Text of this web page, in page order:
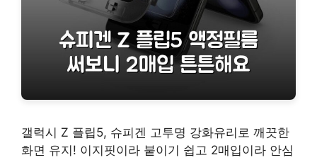
갤럭시 Z 플립5, 슈피겐 고투명 강화유리로 깨끗한
화면 유지! 이지핏이라 붙이기 쉽고 2매입이라 안심